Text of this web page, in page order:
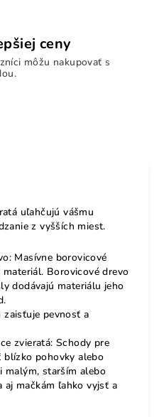
ceny
môžu nakupovať s
uľahčujú vášmu
z vyšších miest.
Masívne borovicové
Borovicové drevo
dodávajú materiálu jeho
zaisťuje pevnosť a
zvieratá: Schody pre
blízko pohovky alebo
malým, starším alebo
aj mačkám ľahko vyjsť a